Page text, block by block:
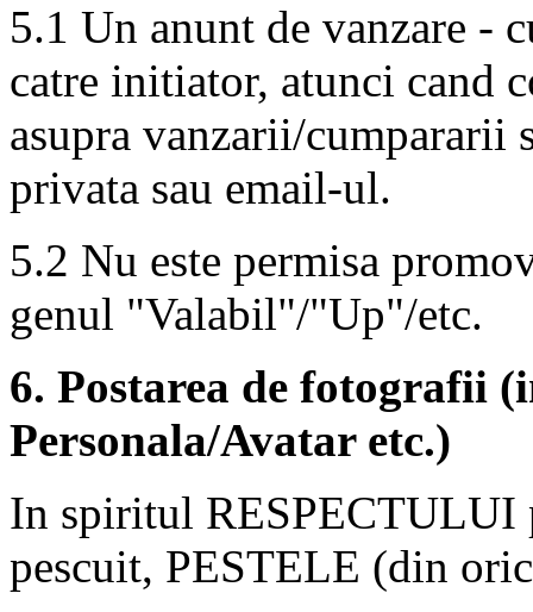
5.1 Un anunt de vanzare -
catre initiator, atunci cand
asupra vanzarii/cumpararii
privata sau email-ul.
5.2 Nu este permisa
genul "Valabil"/"Up"/etc.
6. Postarea de fotografii
Personala/Avatar etc.)
In spiritul RESPECTULUI
pescuit, PESTELE (din